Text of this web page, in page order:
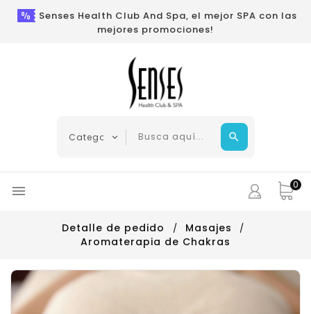
Senses Health Club And Spa, el mejor SPA con las
mejores promociones!
 0
Detalle de pedido
Masajes
Aromaterapia de Chakras